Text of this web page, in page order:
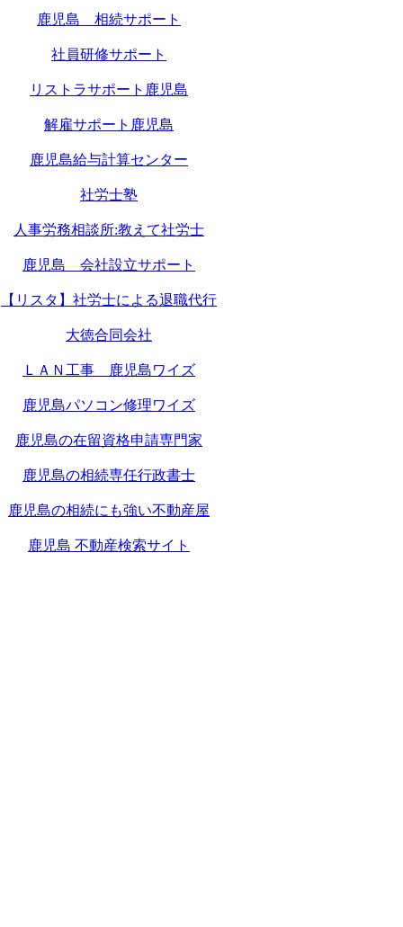
鹿児島 相続サポート
社員研修サポート
リストラサポート鹿児島
解雇サポート鹿児島
鹿児島給与計算センター
社労士塾
人事労務相談所:教えて社労士
鹿児島 会社設立サポート
【リスタ】社労士による退職代行
大徳合同会社
ＬＡＮ工事 鹿児島ワイズ
鹿児島パソコン修理ワイズ
鹿児島の在留資格申請専門家
鹿児島の相続専任行政書士
鹿児島の相続にも強い不動産屋
鹿児島 不動産検索サイト